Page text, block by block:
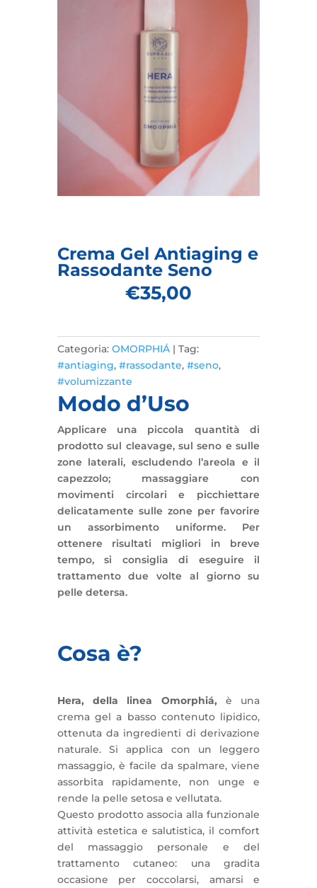
Crema Gel Antiaging e
Rassodante Seno
€35,00
Categoria: OMORPHIÁ
Tag:
#antiaging, #rassodante, #seno,
#volumizzante
Modo d’Uso
Applicare una piccola quantità di
prodotto sul cleavage, sul seno e sulle
zone laterali, escludendo l’areola e il
capezzolo; massaggiare con
movimenti circolari e picchiettare
delicatamente sulle zone per favorire
un assorbimento uniforme. Per
ottenere risultati migliori in breve
tempo, si consiglia di eseguire il
trattamento due volte al giorno su
pelle detersa.
Cosa è?
Hera, della linea Omorphiá, è una
crema gel a basso contenuto lipidico,
ottenuta da ingredienti di derivazione
naturale. Si applica con un leggero
massaggio, è facile da spalmare, viene
assorbita rapidamente, non unge e
rende la pelle setosa e vellutata.
Questo prodotto associa alla funzionale
attività estetica e salutistica, il comfort
del massaggio personale e del
trattamento cutaneo: una gradita
occasione per coccolarsi, amarsi e